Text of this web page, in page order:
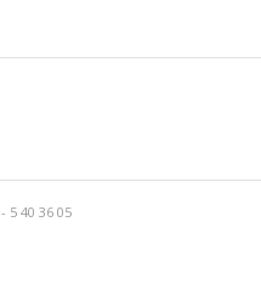
40 36 05